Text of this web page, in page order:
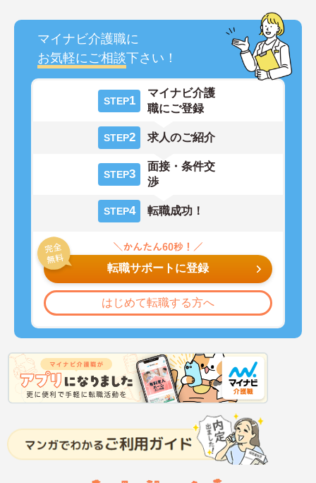
マイナビ介護職に
お気軽にご相談下さい！
STEP1
マイナビ介護
職にご登録
STEP2 求人のご紹介
STEP3
面接・条件交
渉
STEP4 転職成功！
転職サポートに登録
はじめて転職する方へ